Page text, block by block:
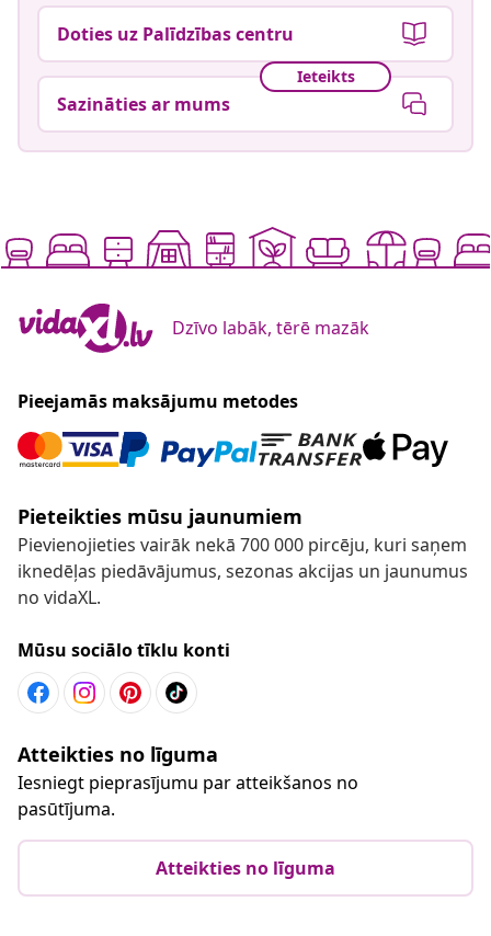
Doties uz Palīdzības centru
Ieteikts
Sazināties ar mums
Dzīvo labāk, tērē mazāk
Pieejamās maksājumu metodes
Pieteikties mūsu jaunumiem
Pievienojieties vairāk nekā 700 000 pircēju, kuri saņem
iknedēļas piedāvājumus, sezonas akcijas un jaunumus
no vidaXL.
Mūsu sociālo tīklu konti
Atteikties no līguma
Iesniegt pieprasījumu par atteikšanos no
pasūtījuma.
Atteikties no līguma